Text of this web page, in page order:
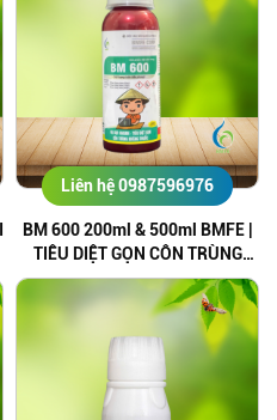
Liên hệ 0987596976
BM 600 200ml & 500ml BMFE |
TIÊU DIỆT GỌN CÔN TRÙNG
KHÁNG THUỐC